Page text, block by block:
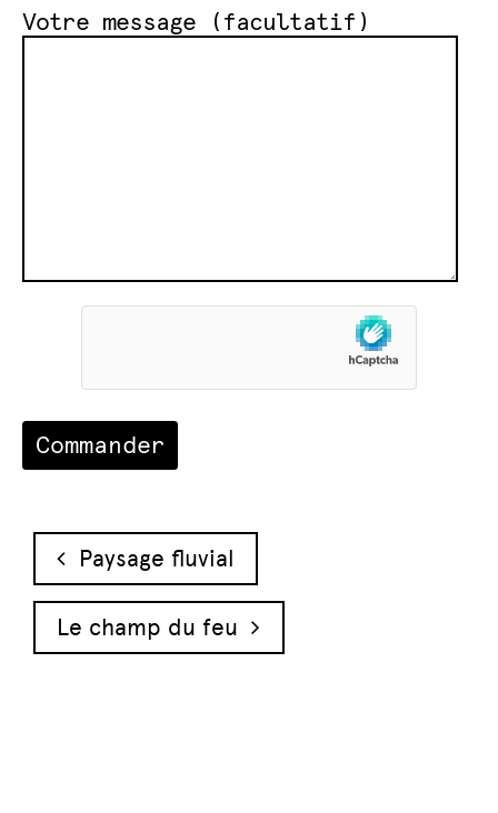
Votre message (facultatif)
Navigation des articles
Paysage fluvial
Le champ du feu